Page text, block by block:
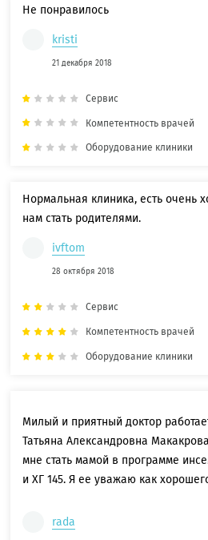
Не понравилось
kristi
21 декабря 2018
Сервис
Компетентность врачей
Оборудование клиники
Нормальная клиника, есть очень
нам стать родителями.
ivftom
28 октября 2018
Сервис
Компетентность врачей
Оборудование клиники
Милый и приятный доктор
Татьяна Александровна
мне стать мамой в программе
и ХГ 145. Я ее уважаю как
rada